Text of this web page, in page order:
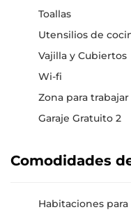
Toallas
Utensilios de
Vajilla y Cubiertos
Wi-fi
Zona para
Garaje Gratuito 2
Comodidades
Habitaciones